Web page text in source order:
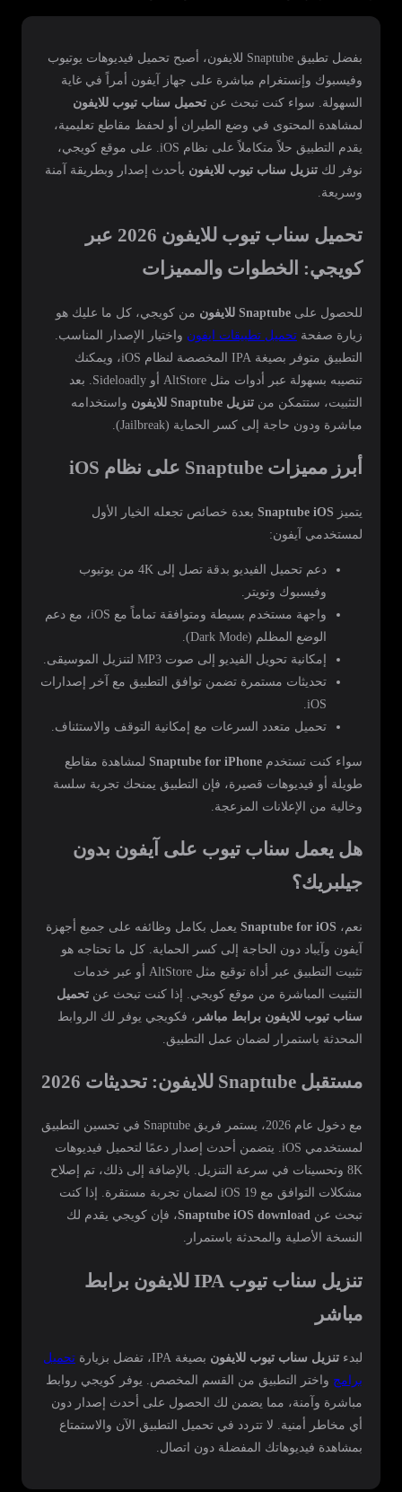
بفضل تطبيق Snaptube للايفون، أصبح تحميل فيديوهات يوتيوب
وفيسبوك وإنستغرام مباشرة على جهاز آيفون أمراً في غاية
السهولة. سواء كنت تبحث عن تحميل سناب تيوب للايفون
لمشاهدة المحتوى في وضع الطيران أو لحفظ مقاطع تعليمية،
يقدم التطبيق حلاً متكاملاً على نظام iOS. على موقع كويجي،
نوفر لك تنزيل سناب تيوب للايفون بأحدث إصدار وبطريقة آمنة
وسريعة.
تحميل سناب تيوب للايفون 2026 عبر
كويجي: الخطوات والمميزات
للحصول على Snaptube للايفون
من كويجي، كل ما عليك هو
زيارة صفحة تحميل تطبيقات ايفون واختيار الإصدار المناسب.
التطبيق متوفر بصيغة IPA المخصصة لنظام iOS، ويمكنك
تنصيبه بسهولة عبر أدوات مثل AltStore أو Sideloadly. بعد
التثبيت، ستتمكن من تنزيل Snaptube للايفون
واستخدامه
مباشرة ودون حاجة إلى كسر الحماية (Jailbreak).
أبرز مميزات Snaptube على نظام iOS
يتميز Snaptube iOS بعدة خصائص تجعله الخيار الأول
لمستخدمي آيفون:
دعم تحميل الفيديو بدقة تصل إلى 4K من يوتيوب
وفيسبوك وتويتر.
واجهة مستخدم بسيطة ومتوافقة تماماً مع iOS، مع دعم
الوضع المظلم (Dark Mode).
إمكانية تحويل الفيديو إلى صوت MP3 لتنزيل الموسيقى.
تحديثات مستمرة تضمن توافق التطبيق مع آخر إصدارات
iOS.
تحميل متعدد السرعات مع إمكانية التوقف والاستئناف.
سواء كنت تستخدم Snaptube for iPhone لمشاهدة مقاطع
طويلة أو فيديوهات قصيرة، فإن التطبيق يمنحك تجربة سلسة
وخالية من الإعلانات المزعجة.
هل يعمل سناب تيوب على آيفون بدون
جيلبريك؟
نعم، Snaptube for iOS يعمل بكامل وظائفه على جميع أجهزة
آيفون وآيباد دون الحاجة إلى كسر الحماية. كل ما تحتاجه هو
تثبيت التطبيق عبر أداة توقيع مثل AltStore أو عبر خدمات
التثبيت المباشرة من موقع كويجي. إذا كنت تبحث عن تحميل
سناب تيوب للايفون برابط مباشر ، فكويجي يوفر لك الروابط
المحدثة باستمرار لضمان عمل التطبيق.
مستقبل Snaptube للايفون: تحديثات 2026
مع دخول عام 2026، يستمر فريق Snaptube في تحسين التطبيق
لمستخدمي iOS. يتضمن أحدث إصدار دعمًا لتحميل فيديوهات
8K وتحسينات في سرعة التنزيل. بالإضافة إلى ذلك، تم إصلاح
مشكلات التوافق مع iOS 19 لضمان تجربة مستقرة. إذا كنت
تبحث عن Snaptube iOS download، فإن كويجي يقدم لك
النسخة الأصلية والمحدثة باستمرار.
تنزيل سناب تيوب IPA للايفون برابط
مباشر
لبدء تنزيل سناب تيوب للايفون بصيغة IPA، تفضل بزيارة
تحميل
برامج واختر التطبيق من القسم المخصص. يوفر كويجي روابط
مباشرة وآمنة، مما يضمن لك الحصول على أحدث إصدار دون
أي مخاطر أمنية. لا تتردد في تحميل التطبيق الآن والاستمتاع
بمشاهدة فيديوهاتك المفضلة دون اتصال.